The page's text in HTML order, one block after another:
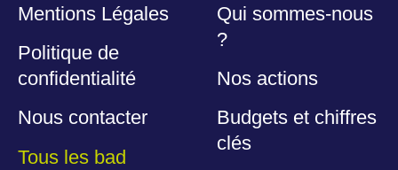
Mentions Légales
Politique de
confidentialité
Nous contacter
Tous les bad
Qui sommes-nous
?
Nos actions
Budgets et chiffres
clés